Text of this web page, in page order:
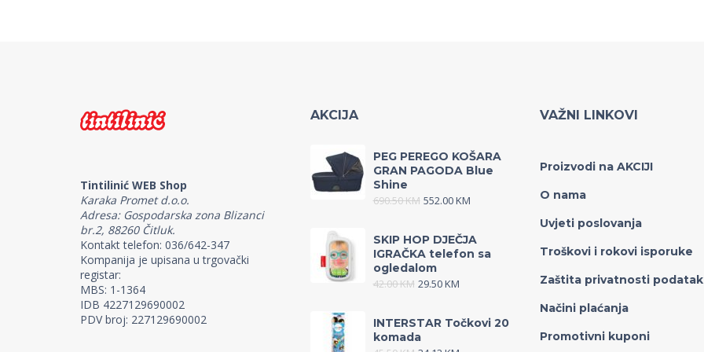
Tintilinić WEB Shop
Karaka Promet d.o.o.
Adresa: Gospodarska zona Blizanci
br.2, 88260 Čitluk.
Kontakt telefon: 036/642-347
Kompanija je upisana u trgovački
registar:
MBS: 1-1364
IDB 4227129690002
PDV broj: 227129690002
AKCIJA
PEG PEREGO KOŠARA
GRAN PAGODA Blue
Shine
690.50KM 552.00KM
SKIP HOP DJEČJA
IGRAČKA telefon sa
ogledalom
42.00KM 29.50KM
INTERSTAR Točkovi 20
komada
VAŽNI LINKOVI
Proizvodi na AKCIJI
O nama
Uvjeti poslovanja
Troškovi i rokovi isporuke
Zaštita privatnosti
Načini plaćanja
Promotivni kuponi